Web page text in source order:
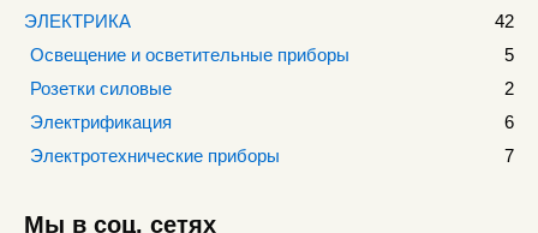
ЭЛЕКТРИКА
42
Освещение и осветительные приборы
5
Розетки силовые
2
Электрификация
6
Электротехнические приборы
7
Мы в соц. сетях